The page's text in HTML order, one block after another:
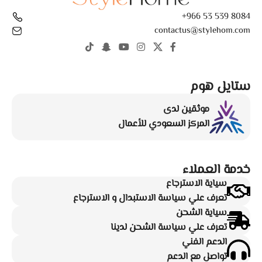
ستايل هوم
موثقين لدى
المركز السعودي للأعمال
خدمة العملاء
سياية الاسترجاع
تعرف علي سياسة الاستبدال و الاسترجاع
سياية الشحن
تعرف علي سياسة الشحن لدينا
الدعم الفني
تواصل مع الدعم
8084 539 53 966+
contactus@stylehom.com